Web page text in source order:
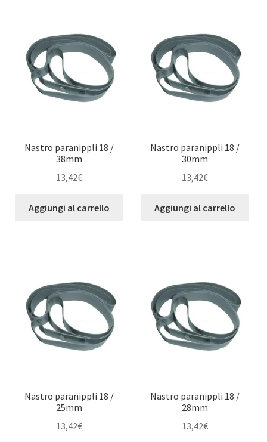
Nastro paranippli 18 /
38mm
13,42€
Aggiungi al carrello
Nastro paranippli 18 /
30mm
13,42€
Aggiungi al carrello
Nastro paranippli 18 /
25mm
13,42€
Nastro paranippli 18 /
28mm
13,42€